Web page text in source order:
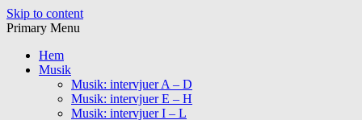
Skip to content
Primary Menu
Hem
Musik
Musik: intervjuer A – D
Musik: intervjuer E – H
Musik: intervjuer I – L